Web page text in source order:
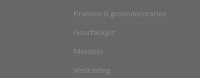
Kransen & groendecoraties
Geurblokjes
Meubels
Verlichting